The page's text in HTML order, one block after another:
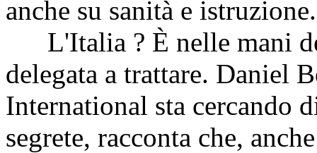
anche su sanità e istruzione.
L'Italia ? È nelle mani
delegata a trattare. Daniel
International sta cercando
segrete, racconta che,